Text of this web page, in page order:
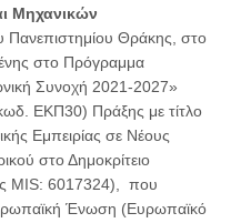
Μηχανικών
Πανεπιστημίου Θράκης, στο
στο Πρόγραμμα
Συνοχή 2021-2027»
ΕΚΠ30) Πράξης με τίτλο
Εμπειρίας σε Νέους
στο Δημοκρίτειο
MIS: 6017324), που
Ένωση (Ευρωπαϊκό